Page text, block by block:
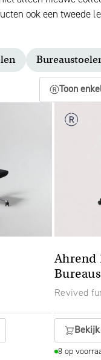
ook een tweede
Toon
Ahrend
Revived
8 op